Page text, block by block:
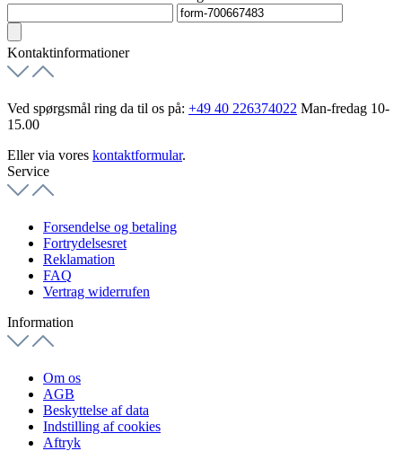
Kontaktinformationer
Ved spørgsmål ring da til os på: +49 40 226374022 Man-fredag 10-
15.00
Eller via vores kontaktformular.
Service
Forsendelse og betaling
Fortrydelsesret
Reklamation
FAQ
Vertrag widerrufen
Information
Om os
AGB
Beskyttelse af data
Indstilling af cookies
Aftryk